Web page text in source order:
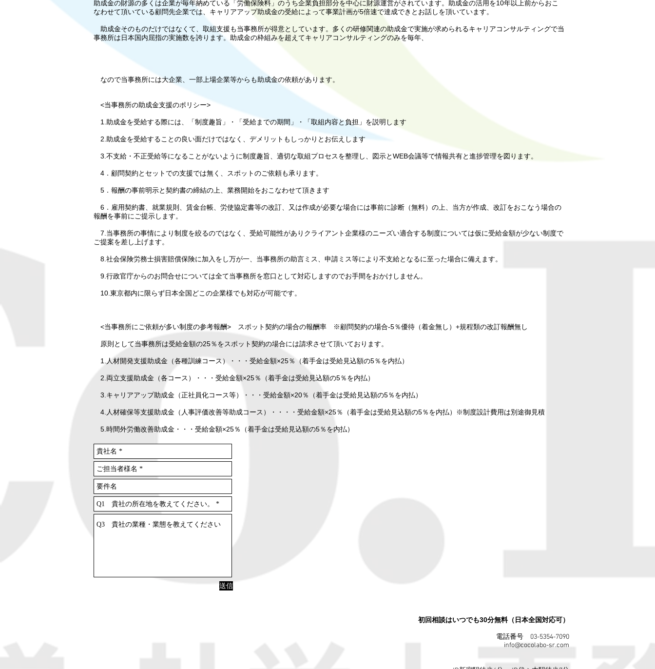
助成金の財源の多くは企業が毎年納めている「労働保険料」のうち企業負担部分を中心に財源運営がされています。助成金の活用を10年以上前からおこ
なわせて頂いている顧問先企業では、キャリアアップ助成金の受給によって事業計画が5倍速で達成できとお話しを頂いています。
助成金そのものだけではなくて、取組支援も当事務所が得意としています。多くの研修関連の助成金で実施が求められるキャリアコンサルティングで当
事務所は日本国内屈指の実施数を誇ります。助成金の枠組みを超えてキャリアコンサルティングのみを毎年、
なので当事務所には大企業、一部上場企業等からも助成金の依頼があります。
<当事務所の助成金支援のポリシー>
1.助成金を受給する際には、「制度趣旨」・「受給までの期間」・「取組内容と負担」を説明します
2.助成金を受給することの良い面だけではなく、デメリットもしっかりとお伝えします
3.不支給・不正受給等になることがないように制度趣旨、適切な取組プロセスを整理し、図示とWEB会議等で情報共有と進捗管理を図ります。
4．顧問契約とセットでの支援では無く、スポットのご依頼も承ります。
5．報酬の事前明示と契約書の締結の上、業務開始をおこなわせて頂きます
6．雇用契約書、就業規則、賃金台帳、労使協定書等の改訂、又は作成が必要な場合には事前に診断（無料）の上、当方が作成、改訂をおこなう場合の
報酬を事前にご提示します。
7.当事務所の事情により制度を絞るのではなく、受給可能性がありクライアント企業様のニーズい適合する制度については仮に受給金額が少ない制度で
ご提案を差し上げます。
8.社会保険労務士損害賠償保険に加入をし万が一、当事務所の助言ミス、申請ミス等により不支給となるに至った場合に備えます。
9.行政官庁からのお問合せについては全て当事務所を窓口として対応しますのでお手間をおかけしません。
10.東京都内に限らず日本全国どこの企業様でも対応が可能です。
<当事務所にご依頼が多い制度の参考報酬> スポット契約の場合の報酬率 ※顧問契約の場合-5％優待（着金無し）+規程類の改訂報酬無し
原則として当事務所は受給金額の25％をスポット契約の場合には請求させて頂いております。
1.人材開発支援助成金（各種訓練コース）・・・受給金額×25％（着手金は受給見込額の5％を内払）
2.両立支援助成金（各コース）・・・受給金額×25％（着手金は受給見込額の5％を内払）
3.キャリアアップ助成金（正社員化コース等）・・・受給金額×20％（着手金は受給見込額の5％を内払）
4.人材確保等支援助成金（ 人事評価改善等助成コース）・・・・受給金額×25％ （着手金は受給見込額の5％を内払） ※制度設計費用は別途御見積
5.時間外労働改善助成金・・・受給金額×25％（着手金は受給見込額の5％を内払）
送信
​初回相談はいつでも30分無料（日本全国対応可）
電話番号 03-5354-7090
info@cocolabo-sr.com